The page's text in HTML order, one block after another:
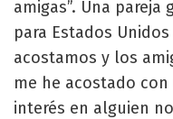
amigas”. Una pareja
para Estados
acostamos y los
me he acostado
interés en alguien